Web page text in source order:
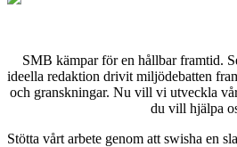
SMB kämpar för en hållbar framtid.
ideella redaktion drivit miljödebatten
och granskningar. Nu vill vi utveckla
du vill hjälpa
Stötta vårt arbete genom att swisha en